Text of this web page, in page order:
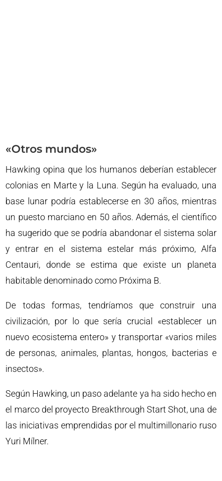
«Otros mundos»
Hawking opina que los humanos deberían establecer
colonias en Marte y la Luna. Según ha evaluado, una
base lunar podría establecerse en 30 años, mientras
un puesto marciano en 50 años. Además, el científico
ha sugerido que se podría abandonar el sistema solar
y entrar en el sistema estelar más próximo, Alfa
Centauri, donde se estima que existe un planeta
habitable denominado como Próxima B.
De todas formas, tendríamos que construir una
civilización, por lo que sería crucial «establecer un
nuevo ecosistema entero» y transportar «varios miles
de personas, animales, plantas, hongos, bacterias e
insectos».
Según Hawking, un paso adelante ya ha sido hecho en
el marco del proyecto Breakthrough Start Shot, una de
las iniciativas emprendidas por el multimillonario ruso
Yuri Mílner.